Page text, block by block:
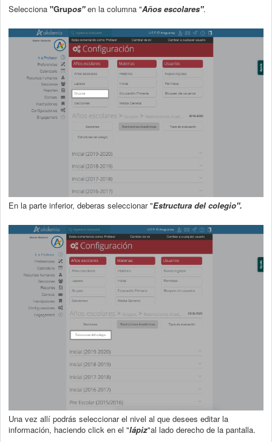
Selecciona "Grupos"en la columna "Años escolares".
En la parte inferior, deberas seleccionar "Estructura del colegio".
Una vez allí podrás seleccionar el nivel al que desees editar la
información, haciendo click en el "lápiz"al lado derecho de la pantalla.